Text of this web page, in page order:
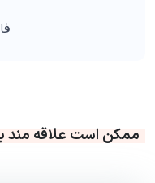
ممکن است علاقه مند